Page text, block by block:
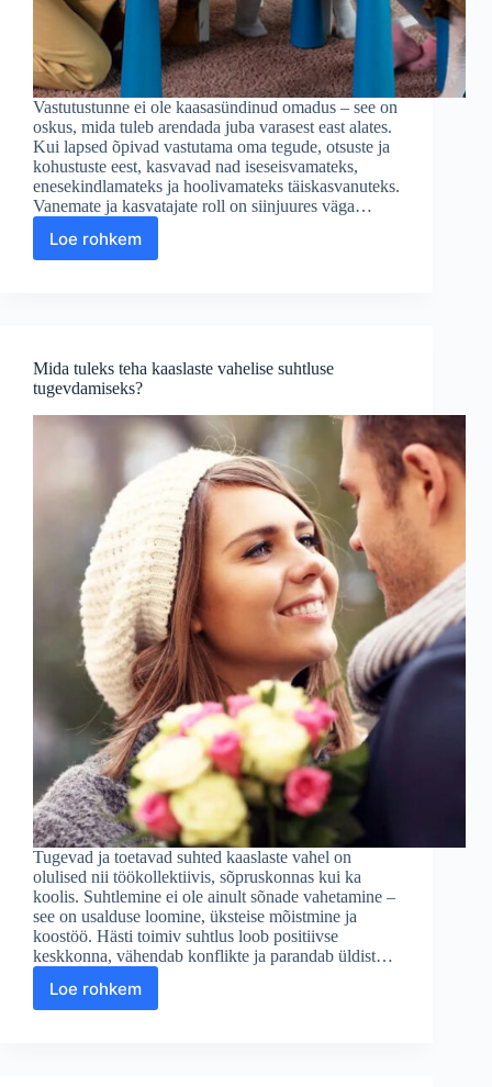
Vastutustunne ei ole kaasasündinud omadus – see on
oskus, mida tuleb arendada juba varasest east alates.
Kui lapsed õpivad vastutama oma tegude, otsuste ja
kohustuste eest, kasvavad nad iseseisvamateks,
enesekindlamateks ja hoolivamateks täiskasvanuteks.
Vanemate ja kasvatajate roll on siinjuures väga…
Loe rohkem
Kuidas
Mida tuleks teha kaaslaste vahelise suhtluse
tugevdamiseks?
Tugevad ja toetavad suhted kaaslaste vahel on
olulised nii töökollektiivis, sõpruskonnas kui ka
koolis. Suhtlemine ei ole ainult sõnade vahetamine –
see on usalduse loomine, üksteise mõistmine ja
koostöö. Hästi toimiv suhtlus loob positiivse
keskkonna, vähendab konflikte ja parandab üldist…
Loe rohkem
Mida